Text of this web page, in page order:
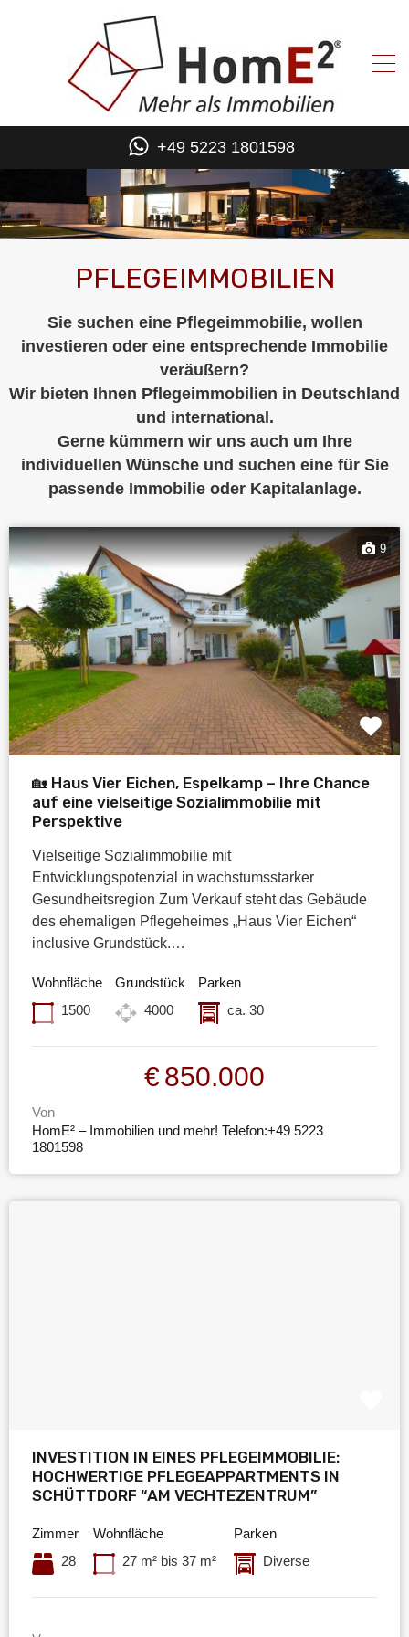
+49 5223 1801598
PFLEGEIMMOBILIEN
Sie suchen eine Pflegeimmobilie, wollen
investieren oder eine entsprechende Immobilie
veräußern?
Wir bieten Ihnen Pflegeimmobilien in Deutschland
und international.
Gerne kümmern wir uns auch um Ihre
individuellen Wünsche und suchen eine für Sie
passende Immobilie oder Kapitalanlage.
9
🏡 Haus Vier Eichen, Espelkamp – Ihre Chance
auf eine vielseitige Sozialimmobilie mit
Perspektive
Vielseitige Sozialimmobilie mit
Entwicklungspotenzial in wachstumsstarker
Gesundheitsregion Zum Verkauf steht das Gebäude
des ehemaligen Pflegeheimes „Haus Vier Eichen“
inclusive Grundstück.…
Wohnfläche
1500
Grundstück
4000
Parken
ca. 30
€850.000
Von
HomE² – Immobilien und mehr! Telefon:+49 5223
1801598
INVESTITION IN EINES PFLEGEIMMOBILIE:
HOCHWERTIGE PFLEGEAPPARTMENTS IN
SCHÜTTDORF “AM VECHTEZENTRUM”
Zimmer
28
Wohnfläche
27 m² bis 37 m²
Parken
Diverse